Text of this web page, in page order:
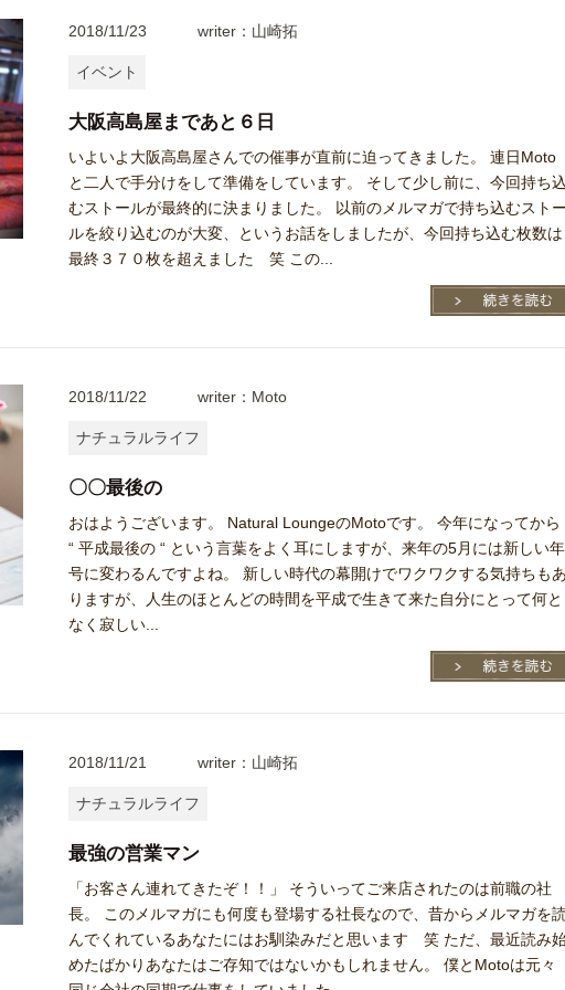
2018/11/23 writer：山崎拓
イベント
大阪高島屋まであと６日
いよいよ大阪高島屋さんでの催事が直前に迫ってきました。 連日Moto
と二人で手分けをして準備をしています。 そして少し前に、今回持ち
むストールが最終的に決まりました。 以前のメルマガで持ち込むスト
ルを絞り込むのが大変、というお話をしましたが、今回持ち込む枚数は
最終３７０枚を超えました 笑 この...
2018/11/22 writer：Moto
ナチュラルライフ
〇〇最後の
おはようございます。 Natural LoungeのMotoです。 今年になってから
“ 平成最後の “ という言葉をよく耳にしますが、来年の5月には新しい年
号に変わるんですよね。 新しい時代の幕開けでワクワクする気持ちも
りますが、人生のほとんどの時間を平成で生きて来た自分にとって何と
なく寂しい...
2018/11/21 writer：山崎拓
ナチュラルライフ
最強の営業マン
「お客さん連れてきたぞ！！」 そういってご来店されたのは前職の社
長。 このメルマガにも何度も登場する社長なので、昔からメルマガを
んでくれているあなたにはお馴染みだと思います 笑 ただ、最近読み
めたばかりあなたはご存知ではないかもしれません。 僕とMotoは元々